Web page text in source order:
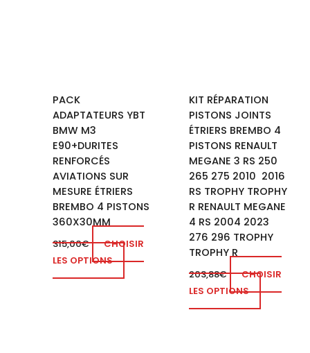
PACK
ADAPTATEURS YBT
BMW M3
E90+DURITES
RENFORCÉS
AVIATIONS SUR
MESURE ÉTRIERS
BREMBO 4 PISTONS
360X30MM
315,00€
CHOISIR
LES OPTIONS
KIT RÉPARATION
PISTONS JOINTS
ÉTRIERS BREMBO 4
PISTONS RENAULT
MEGANE 3 RS 250
265 275 2010 2016
RS TROPHY TROPHY
R RENAULT MEGANE
4 RS 2004 2023
276 296 TROPHY
TROPHY R
203,88€
CHOISIR
LES OPTIONS